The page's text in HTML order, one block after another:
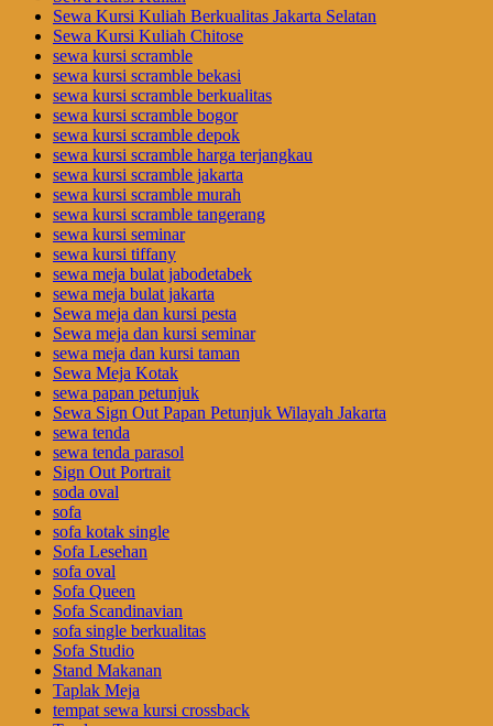
Sewa Kursi Kuliah Berkualitas Jakarta Selatan
Sewa Kursi Kuliah Chitose
sewa kursi scramble
sewa kursi scramble bekasi
sewa kursi scramble berkualitas
sewa kursi scramble bogor
sewa kursi scramble depok
sewa kursi scramble harga terjangkau
sewa kursi scramble jakarta
sewa kursi scramble murah
sewa kursi scramble tangerang
sewa kursi seminar
sewa kursi tiffany
sewa meja bulat jabodetabek
sewa meja bulat jakarta
Sewa meja dan kursi pesta
Sewa meja dan kursi seminar
sewa meja dan kursi taman
Sewa Meja Kotak
sewa papan petunjuk
Sewa Sign Out Papan Petunjuk Wilayah Jakarta
sewa tenda
sewa tenda parasol
Sign Out Portrait
soda oval
sofa
sofa kotak single
Sofa Lesehan
sofa oval
Sofa Queen
Sofa Scandinavian
sofa single berkualitas
Sofa Studio
Stand Makanan
Taplak Meja
tempat sewa kursi crossback